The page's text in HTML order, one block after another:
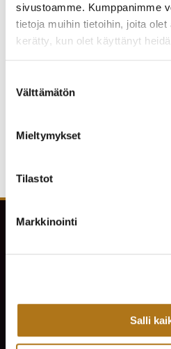
sivustoamme. Kumppanimme
tietoja muihin tietoihin, joita
kerätty, kun olet käyttänyt
valinta
Välttämätön
Mieltymykset
Tilastot
Markkinointi
Salli
LEIJONA-005
350,00